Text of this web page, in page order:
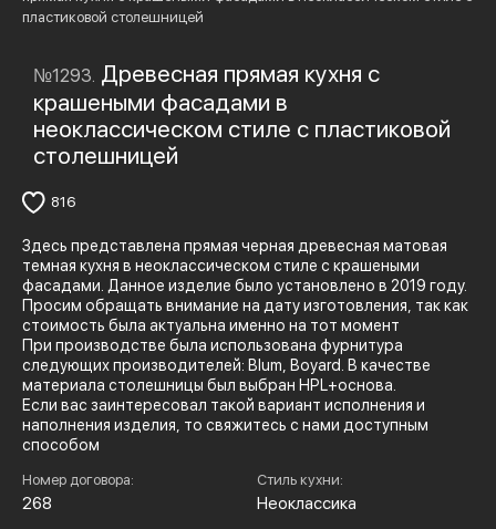
пластиковой столешницей
№1293. Древесная прямая кухня с
крашеными фасадами в
неоклассическом стиле с пластиковой
столешницей
816
Здесь представлена прямая черная древесная матовая
темная кухня в неоклассическом стиле с крашеными
фасадами. Данное изделие было установлено в 2019 году.
Просим обращать внимание на дату изготовления, так как
стоимость была актуальна именно на тот момент
При производстве была использована фурнитура
следующих производителей: Blum, Boyard. В качестве
материала столешницы был выбран HPL+основа.
Если вас заинтересовал такой вариант исполнения и
наполнения изделия, то свяжитесь с нами доступным
способом
Номер договора:
268
Стиль кухни:
Неоклассика